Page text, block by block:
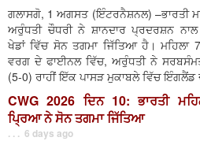
ਗਲਾਸਗੋ, 1 ਅਗਸਤ (ਇੰਟਰਨੈਸ਼ਨਲ) –ਭਾਰਤੀ
ਅਰੁੰਧਤੀ ਚੌਧਰੀ ਨੇ ਸ਼ਾਨਦਾਰ ਪ੍ਰਦਰਸ਼ਨ
ਖੇਡਾਂ ਵਿੱਚ ਸੋਨ ਤਗਮਾ ਜਿੱਤਿਆ ਹੈ। ਮਹਿਲਾ
ਵਰਗ ਦੇ ਫਾਈਨਲ ਵਿੱਚ, ਅਰੁੰਧਤੀ ਨੇ
(5-0) ਰਾਹੀਂ ਇੱਕ ਪਾਸੜ ਮੁਕਾਬਲੇ ਵਿੱਚ ਇੰਗਲੈਂਡ
CWG 2026 ਦਿਨ 10: ਭਾਰਤੀ
ਪ੍ਰਿਆ ਨੇ ਸੋਨ ਤਗਮਾ ਜਿੱਤਿਆ
. . . 6 days ago